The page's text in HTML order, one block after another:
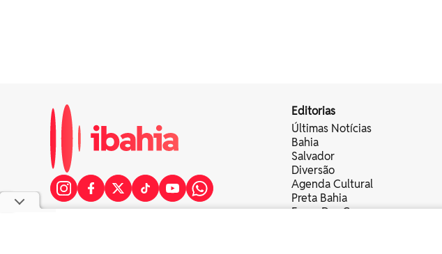
Editorias
Últimas Notícias
Bahia
Salvador
Diversão
Agenda Cultural
Preta Bahia
Fervo Das Cores